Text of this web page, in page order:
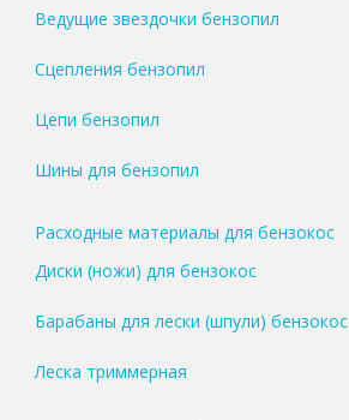
Ведущие звездочки бензопил
Сцепления бензопил
Цепи бензопил
Шины для бензопил
Расходные материалы для бензокос
Диски (ножи) для бензокос
Барабаны для лески (шпули) бензокос
Леска триммерная